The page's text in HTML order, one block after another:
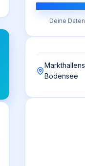
Deine
Bodensee